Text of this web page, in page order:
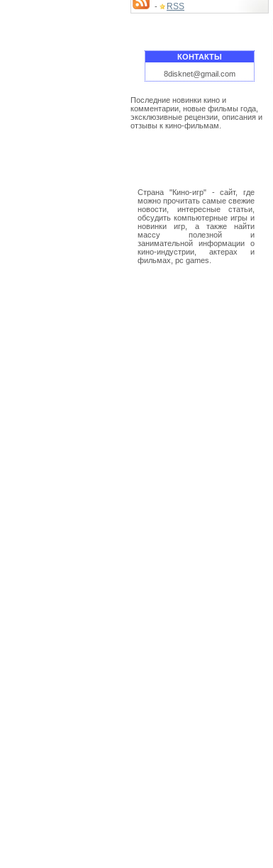
- RSS
КОНТАКТЫ
8disknet@gmail.com
Последние новинки кино и
комментарии, новые фильмы года,
эксклюзивные рецензии, описания и
отзывы к кино-фильмам.
Страна "Кино-игр" - сайт, где
можно прочитать самые свежие
новости, интересные статьи,
обсудить компьютерные игры и
новинки игр, а также найти
массу полезной и
занимательной информации о
кино-индустрии, актерах и
фильмах, pc games.